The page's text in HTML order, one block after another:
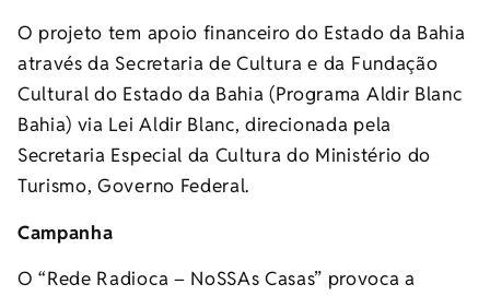
O projeto tem apoio financeiro do Estado da Bahia
através da Secretaria de Cultura e da Fundação
Cultural do Estado da Bahia (Programa Aldir Blanc
Bahia) via Lei Aldir Blanc, direcionada pela
Secretaria Especial da Cultura do Ministério do
Turismo, Governo Federal.
Campanha
O “Rede Radioca – NoSSAs Casas” provoca a